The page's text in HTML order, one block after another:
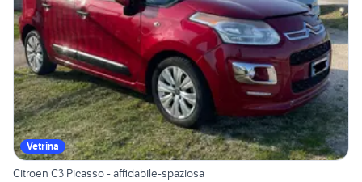
Vetrina
Citroen C3 Picasso - affidabile-spaziosa